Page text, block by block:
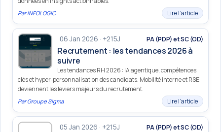
ParINFOLOGIC Lire l’article
06 Jan 2026 · +215J PA (PDP) et SC (OD)
Recrutement : les tendances 2026 à
suivre
Les tendances RH 2026 : IA agentique, compétences
clés et hyper‑personnalisation des candidats. Mobilité interne et RSE
deviennent les leviers majeurs du recrutement.
ParGroupe Sigma Lire l’article
05 Jan 2026 · +215J PA (PDP) et SC (OD)